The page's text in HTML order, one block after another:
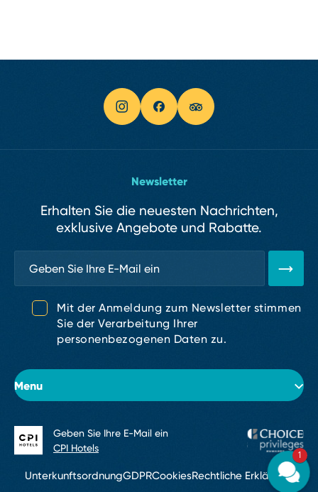
Menu
Über das Hotel
Zimmer
Newsletter
Erhalten Sie die neuesten Nachrichten,
exklusive Angebote und Rabatte.
Mit der Anmeldung zum Newsletter stimmen
Sie der Verarbeitung Ihrer
personenbezogenen Daten zu.
UnterkunftsordnungGDPRCookiesRechtliche Erklärung
Geben Sie Ihre E⁠-⁠Mail ein
CPI Hotels
1